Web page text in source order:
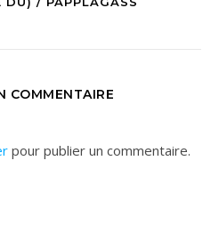
COMMENTAIRE
pour publier un commentaire.